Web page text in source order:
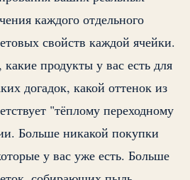
каждого отдельного
свойств каждой ячейки.
продукты у вас есть для
догадок, какой оттенок из
"тёплому переходному
Больше никакой покупки
у вас уже есть. Больше